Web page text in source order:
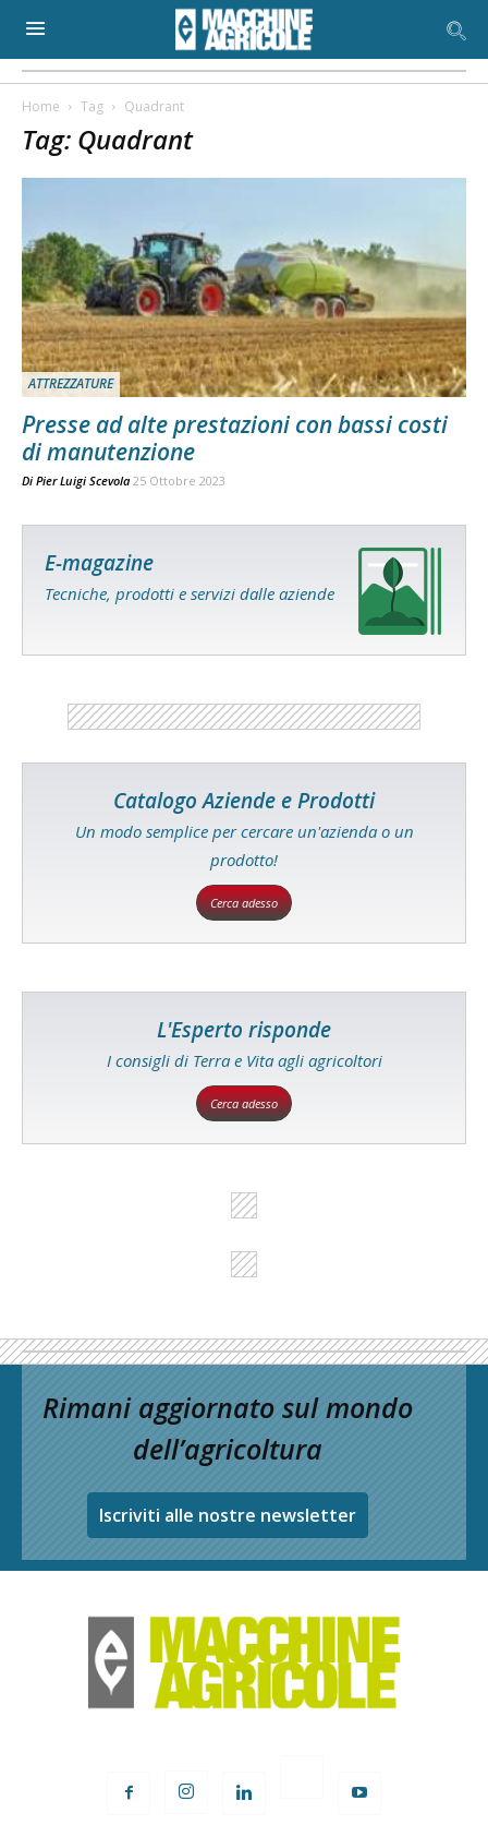
Home Tag Quadrant
Tag: Quadrant
ATTREZZATURE
Presse ad alte prestazioni con bassi costi
di manutenzione
Di Pier Luigi Scevola 25 Ottobre 2023
E-magazine
Tecniche, prodotti e servizi dalle aziende
Catalogo Aziende e Prodotti
Un modo semplice per cercare un'azienda o un
prodotto!
Cerca adesso
L'Esperto risponde
I consigli di Terra e Vita agli agricoltori
Cerca adesso
Rimani aggiornato sul mondo
dell’agricoltura
Iscriviti alle nostre newsletter